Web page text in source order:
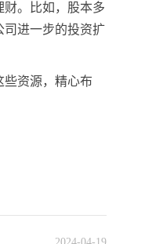
。比如，股本多
司进一步的投资扩
资源，精心布